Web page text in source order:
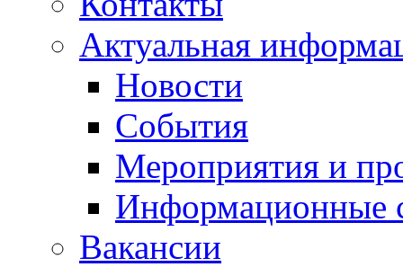
Актуальная
Новости
События
Мероприятия и
Информационные
Вакансии